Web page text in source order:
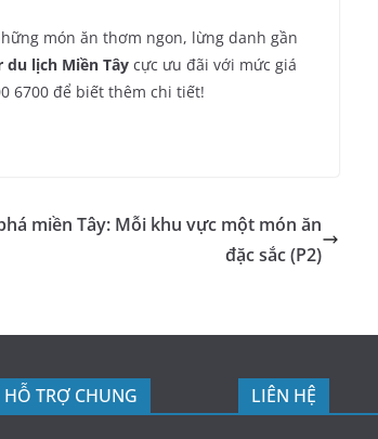
món ăn thơm ngon, lừng danh gần
du lịch Miền Tây cực ưu đãi với mức giá
6700 để biết thêm chi tiết!
miền Tây: Mỗi khu vực một món ăn
đặc sắc (P2)
HỖ TRỢ CHUNG LIÊN HỆ